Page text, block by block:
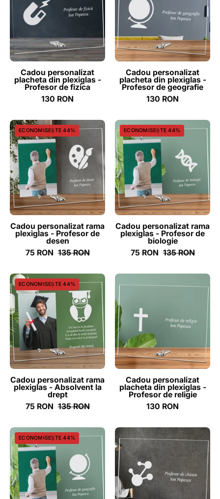
din
plexiglas
Profesor
de
fizica
-
ghizbi.ro
Cadou personalizat
placheta din plexiglas -
Profesor de fizica
130 RON
din
plexiglas
Profesor
de
geografie
-
ghizbi.ro
Cadou personalizat
placheta din plexiglas -
Profesor de geografie
130 RON
Cadou
personalizat
rama
plexiglas
Profesor
de
desen
-
ghizbi.ro
ECONOMISEȘTE 44%
Cadou personalizat rama
plexiglas - Profesor de
desen
75 RON 135 RON
Cadou
personalizat
rama
plexiglas
-
Profesor
de
biologie
-
ghizbi.ro
ECONOMISEȘTE 44%
Cadou personalizat rama
plexiglas - Profesor de
biologie
75 RON 135 RON
Cadou
personalizat
rama
plexiglas
Absolvent
la
drept
-
ghizbi.ro
ECONOMISEȘTE 44%
Cadou personalizat rama
plexiglas - Absolvent la
drept
75 RON 135 RON
personalizat
din
plexiglas
Profesor
de
religie
-
ghizbi.ro
Cadou personalizat
placheta din plexiglas -
Profesor de religie
130 RON
Cadou
personalizat
rama
plexiglas
-
Profesor
ECONOMISEȘTE 44%
Cadou
personalizat
placheta
din
plexiglas